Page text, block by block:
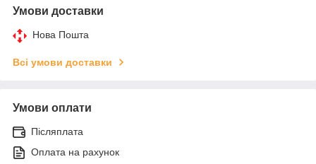
Умови доставки
Нова Пошта
Всі умови доставки
Умови оплати
Післяплата
Оплата на рахунок